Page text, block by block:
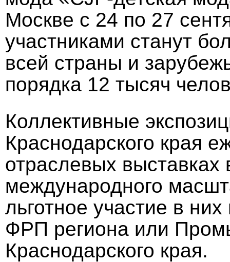
Москве с 24 по 27
участниками станут
всей страны и
порядка 12 тысяч
Коллективные
Краснодарского края
отраслевых выставках
международного
льготное участие в
ФРП региона или
Краснодарского края.